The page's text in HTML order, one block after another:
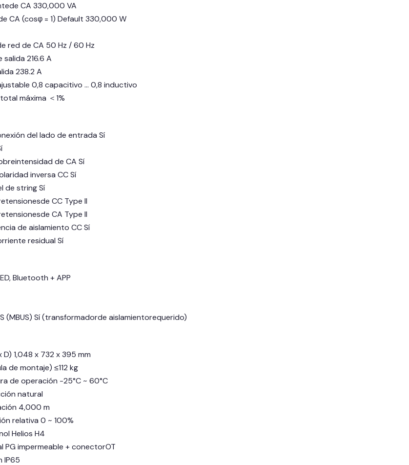
CA 330,000 VA
CA (cosφ = 1) Default 330,000 W
red de CA 50 Hz / 60 Hz
216.6 A
238.2 A
0,8 capacitivo … 0,8 inductivo
máxima ＜1%
del lado de entrada Sí
de CA Sí
inversa CC Sí
de string Sí
CC Type II
CA Type II
de aislamiento CC Sí
residual Sí
Bluetooth + APP
(MBUS) Sí (transformadorde aislamientorequerido)
D) 1,048 x 732 x 395 mm
de montaje) ≤112 kg
de operación -25°C ~ 60°C
natural
4,000 m
relativa 0 ~ 100%
Helios H4
PG impermeable + conectorOT
IP65